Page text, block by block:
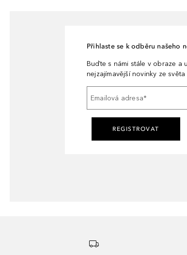
Přihlaste se k odběru našeho
Buďte s námi stále v obraze a
nejzajímavější novinky ze světa
Emailová adresa*
REGISTROVAT